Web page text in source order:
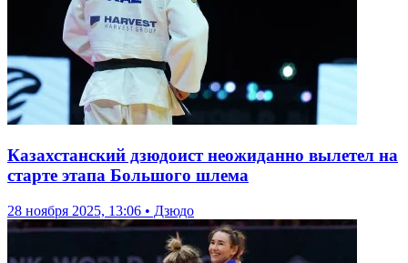
Казахстанский дзюдоист неожиданно вылетел на
старте этапа Большого шлема
28 ноября 2025, 13:06 • Дзюдо